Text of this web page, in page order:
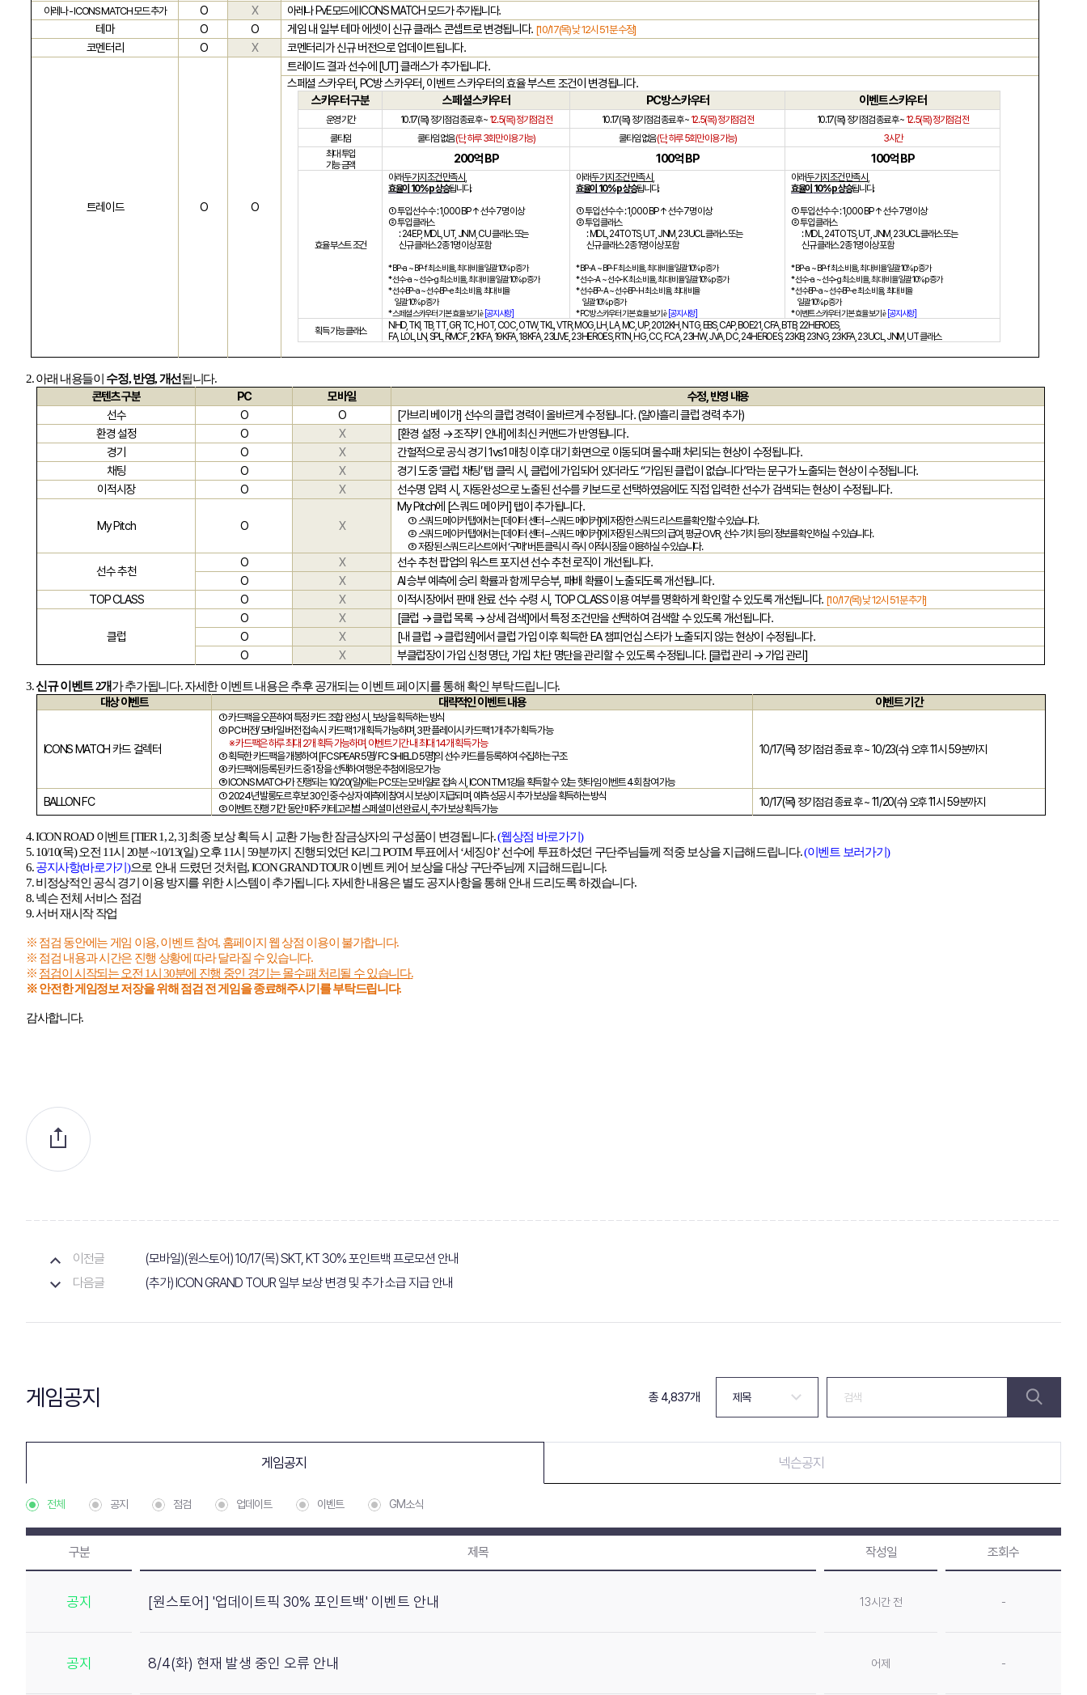
아레나- ICONS MATCH모드 추가 O X 아레나PvE모드에 ICONS MATCH 모드가 추가됩니다.
테마 O O 게임 내 일부 테마 에셋이 신규 클래스 콘셉트로 변경됩니다. [10/17(목)낮12시 51분 수정]
코멘터리 O X 코멘터리가 신규 버전으로 업데이트됩니다.
트레이드 O O
트레이드 결과 선수에[UT]클래스가 추가됩니다.
스페셜 스카우터, PC방 스카우터,이벤트 스카우터의 효율 부스트 조건이 변경됩니다.
스카우터 구분
스페셜 스카우터 PC방 스카우터 이벤트 스카우터
운영 기간 10.17(목) 정기점검 종료 후~ 12.5(목)정기점검 전 10.17(목) 정기점검 종료 후~ 12.5(목)정기점검 전 10.17(목) 정기점검 종료 후~ 12.5(목)정기점검 전
쿨타임
쿨타임 없음(단,하루3회만 이용 가능) 쿨타임 없음(단,하루5회만 이용 가능) 3시간
최대 투입
가능 금액
200억BP 100억BP 100억BP
효율 부스트 조건
아래두 가지 조건 만족 시
효율이 10%p상승됩니다.
① 투입 선수 수: 1,000 BP↑ 선수7명 이상
② 투입 클래스
: 24EP, MDL, UT, JNM, CU클래스 또는
신규 클래스2종1명 이상 포함
* BP-a ~ BP-f최소 비율,최대 비율 일괄10%p증가
*선수-a ~선수-g최소 비율,최대 비율 일괄10%p증가
*선수BP-a ~선수BP-e최소 비율,최대 비율
일괄10%p증가
*스페셜 스카우터 기본 효율 보기è [공지사항]
아래두 가지 조건 만족 시
효율이 10%p상승됩니다.
① 투입 선수 수: 1,000 BP↑ 선수7명 이상
② 투입 클래스
: MDL, 24TOTS, UT, JNM, 23UCL클래스 또는
신규 클래스2종1명 이상 포함
* BP-A ~ BP-F최소 비율,최대 비율 일괄10%p증가
*선수-A ~선수-K최소 비율,최대 비율 일괄10%p증가
*선수BP-A ~선수BP-H최소 비율,최대 비율
일괄10%p증가
* PC방 스카우터 기본 효율 보기è [공지사항]
아래두 가지 조건 만족 시
효율이 10%p상승됩니다.
① 투입 선수 수: 1,000 BP↑ 선수7명 이상
② 투입 클래스
: MDL, 24TOTS, UT, JNM, 23UCL클래스 또는
신규 클래스2종1명 이상 포함
* BP-a ~ BP-f최소 비율,최대 비율 일괄10%p증가
*선수-a ~선수-g최소 비율,최대 비율 일괄10%p증가
*선수BP-a ~선수BP-e최소 비율,최대 비율
일괄10%p증가
*이벤트 스카우터 기본 효율 보기è [공지사항]
획득 가능 클래스
NHD, TKI, TB, TT, GR, TC, HOT, COC, OTW, TKL, VTR, MOG, LH, LA, MC, UP, 2012KH, NTG, EBS, CAP, BOE21, CFA, BTB, 22HEROES,
FA, LOL, LN, SPL, RMCF, 21KFA, 19KFA, 18KFA, 23LIVE, 23HEROES, RTN, HG, CC, FCA, 23HW, JVA, DC, 24HEROES, 23KB, 23NG, 23KFA, 23UCL, JNM, UT클래스
2.아래 내용들이 수정,반영,개선됩니다.
콘텐츠 구분 PC 모바일 수정,반영 내용
선수
O O [가브리 베이가] 선수의 클럽 경력이 올바르게 수정됩니다. (알아흘리 클럽 경력 추가)
환경 설정
O X [환경 설정 → 조작키 안내]에 최신 커맨드가 반영됩니다.
경기
O X 간헐적으로 공식 경기1vs1 매칭 이후 대기 화면으로 이동되며 몰수패 처리되는 현상이 수정됩니다.
채팅
O X 경기 도중‘클럽 채팅’탭 클릭 시,클럽에 가입되어 있더라도“가입된 클럽이 없습니다”라는 문구가 노출되는 현상이 수정됩니다.
이적시장
O X 선수명 입력 시,자동완성으로 노출된 선수를 키보드로 선택하였음에도 직접 입력한 선수가 검색되는 현상이 수정됩니다.
My Pitch O X
My Pitch에[스쿼드 메이커] 탭이 추가됩니다.
① 스쿼드 메이커 탭에서는[데이터 센터 –스쿼드 메이커]에 저장한 스쿼드 리스트를 확인할 수 있습니다.
② 스쿼드 메이커 탭에서는[데이터 센터 –스쿼드 메이커]에 저장된 스쿼드의 급여 ,평균OVR, 선수 가치 등의 정보를 확인하실 수 있습니다.
③ 저장된 스쿼드 리스트에서 ‘구매’버튼 클릭 시 즉시 이적시장을 이용하실 수 있습니다.
선수 추천
O X 선수 추천 팝업의 워스트 포지션 선수 추천 로직이 개선됩니다.
O
X AI승부 예측에 승리 확률과 함께 무승부,패배 확률이 노출되도록 개선됩니다.
TOP CLASS
O X 이적시장에서 판매 완료 선수 수령 시, TOP CLASS이용 여부를 명확하게 확인할 수 있도록 개선됩니다. [10/17(목)낮12시 51분 추가]
클럽
O X [클럽 → 클럽 목록 → 상세 검색]에서 특정 조건만을 선택하여 검색할 수 있도록 개선됩니다.
O
X [내 클럽 → 클럽원]에서 클럽 가입 이후 획득한EA챔피언십 스타가 노출되지 않는 현상이 수정됩니다.
O
X 부클럽장이 가입 신청 명단,가입 차단 명단을 관리할 수 있도록 수정됩니다. [클럽 관리 → 가입 관리]
3.신규 이벤트2개가 추가됩니다.자세한 이벤트 내용은 추후 공개되는 이벤트 페이지를 통해 확인 부탁드립니다.
대상 이벤트 대략적인 이벤트 내용 이벤트 기간
ICONS MATCH카드 컬렉터
① 카드팩을 오픈하여 특정 카드 조합 완성 시 보상을 획득하는 방식
②PC버전/모바일 버전 접속 시 카드팩1개 획득 가능하며 , 3판 플레이 시 카드팩1개 추가 획득 가능
※ 카드팩은 하루 최대 2개 획득 가능하며 이벤트 기간 내 최대 14개 획득 가능
③ 획득한 카드팩을 개봉하여 [FC SPEAR 5명/ FC SHIELD 5명]의 선수 카드를 등록하여 수집하는 구조
④ 카드팩에 등록된 카드 중1장을 선택하여 행운 추첨에 응모 가능
⑤ICONS MATCH가 진행되는10/20(일)에는PC또는 모바일로 접속 시 , ICON TM 1강을 획득할 수 있는 핫타임 이벤트4회 참여 가능
10/17(목) 정기점검 종료 후~ 10/23(수) 오후11시 59분까지
BALLON FC ①2024년 발롱도르 후보30인 중 수상자 예측에 참여 시 보상이 지급되며 예측 성공 시 추가 보상을 획득하는 방식
② 이벤트 진행 기간 동안 매주 카테고리별 스페셜 미션 완료 시 ,추가 보상 획득 가능
10/17(목) 정기점검 종료 후~ 11/20(수) 오후11시 59분까지
4. ICON ROAD이벤트 [TIER 1, 2, 3]최종 보상 획득 시 교환 가능한 잠금상자의 구성품이 변경됩니다.(웹상점 바로가기)
5. 10/10(목)오전 11시 20분~10/13(일)오후11시 59분까지 진행되었던 K리그POTM투표에서 ‘세징야’선수에 투표하셨던 구단주님들께 적중 보상을 지급해드립니다.(이벤트 보러가기)
6.공지사항(바로가기)으로 안내 드렸던 것처럼, ICON GRAND TOUR이벤트 케어 보상을 대상 구단주님께 지급해드립니다.
7.비정상적인 공식 경기 이용 방지를 위한 시스템이 추가됩니다. 자세한 내용은 별도 공지사항을 통해 안내 드리도록 하겠습니다.
8.넥슨 전체 서비스 점검
9.서버 재시작 작업
※ 점검 동안에는 게임 이용,이벤트 참여, 홈페이지 웹 상점 이용이 불가합니다.
※ 점검 내용과 시간은 진행 상황에 따라 달라질 수 있습니다.
※ 점검이 시작되는 오전 1시 30분에 진행 중인 경기는 몰수패 처리될 수 있습니다.
※ 안전한 게임정보 저장을 위해 점검 전 게임을 종료해주시기를 부탁드립니다.
감사합니다.
이전글
(모바일)(원스토어) 10/17(목) SKT, KT 30% 포인트백 프로모션 안내
다음글
(추가) ICON GRAND TOUR 일부 보상 변경 및 추가 소급 지급 안내
게임공지 총 4,837개
게임공지 넥슨공지
전체 공지 점검 업데이트 이벤트 GM소식
구분 제목 작성일 조회수
공지 [원스토어] '업데이트픽 30% 포인트백' 이벤트 안내 13시간 전 -
공지 8/4(화) 현재 발생 중인 오류 안내 어제 -